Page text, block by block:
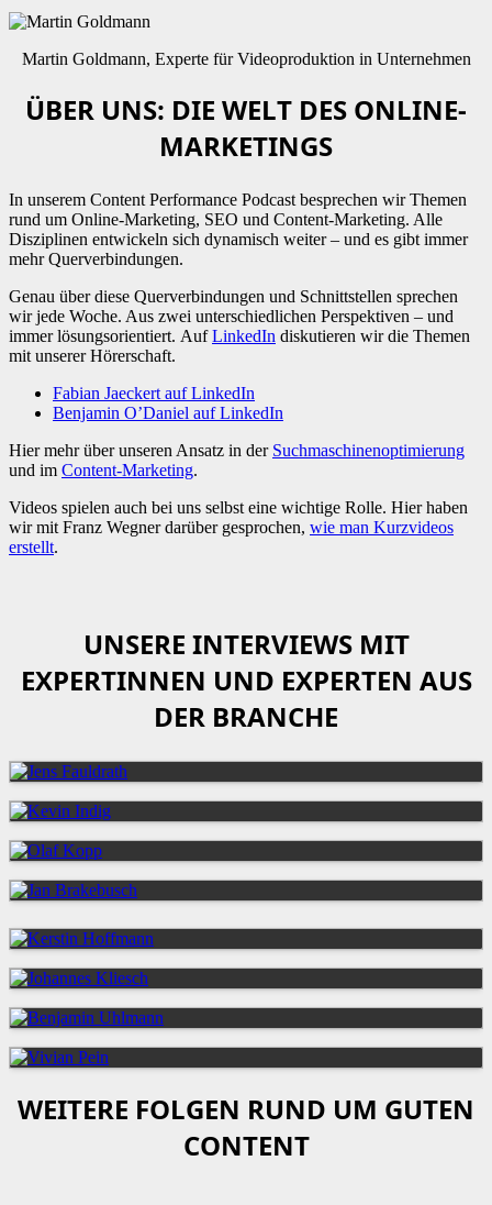
Martin Goldmann, Experte für Videoproduktion in Unternehmen
ÜBER UNS: DIE WELT DES ONLINE-
MARKETINGS
In unserem Content Performance Podcast besprechen wir Themen
rund um Online-Marketing, SEO und Content-Marketing. Alle
Disziplinen entwickeln sich dynamisch weiter – und es gibt immer
mehr Querverbindungen.
Genau über diese Querverbindungen und Schnittstellen sprechen
wir jede Woche. Aus zwei unterschiedlichen Perspektiven – und
immer lösungsorientiert. AufLinkedIn diskutieren wir die Themen
mit unserer Hörerschaft.
Fabian Jaeckert auf LinkedIn
Benjamin O’Daniel auf LinkedIn
Hier mehr über unseren Ansatz in der Suchmaschinenoptimierung
und im Content-Marketing.
Videos spielen auch bei uns selbst eine wichtige Rolle. Hier haben
wir mit Franz Wegner darüber gesprochen, wie man Kurzvideos
erstellt.
UNSERE INTERVIEWS MIT
EXPERTINNEN UND EXPERTEN AUS
DER BRANCHE
WEITERE FOLGEN RUND UM GUTEN
CONTENT